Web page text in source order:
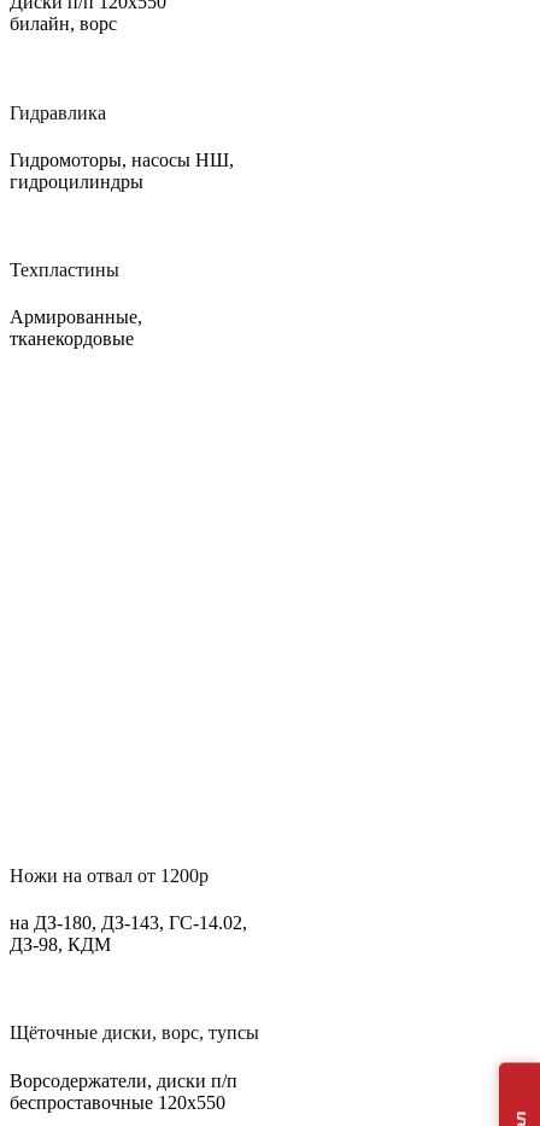
билайн, ворс
Гидравлика
Гидромоторы, насосы НШ,
гидроцилиндры
Техпластины
Армированные,
тканекордовые
Ножи на отвал от 1200р
на ДЗ-180, ДЗ-143, ГС-14.02,
ДЗ-98, КДМ
Щёточные диски, ворс, тупсы
Ворсодержатели, диски п/п
беспроставочные 120х550